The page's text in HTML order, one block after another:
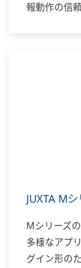
報動作の信
JUXTA M
Mシリーズ
多様なアプ
グイン形の